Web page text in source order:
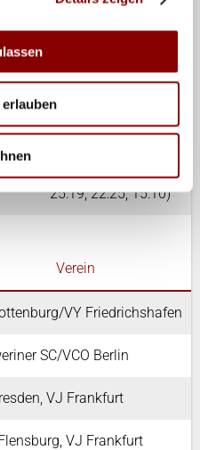
vs.
3:0 (25:19, 25:14,
25:15)
25:19, 22:25, 15:10)
Verein
VY Friedrichshafen
SC/VCO Berlin
VJ Frankfurt
VJ Frankfurt